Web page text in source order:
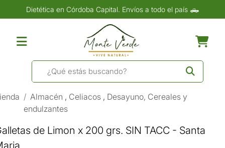
Dietética en Córdoba Capital. Envíos a todo el país 🛻
Almacén , Celiacos , Desayuno, Cereales y
endulzantes
de Limon x 200 grs. SIN TACC - Santa